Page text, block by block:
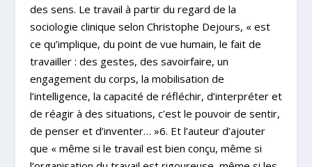
des sens. Le travail à partir du regard de la
sociologie clinique selon Christophe Dejours, « est
ce qu’implique, du point de vue humain, le fait de
travailler : des gestes, des savoirfaire, un
engagement du corps, la mobilisation de
l’intelligence, la capacité de réfléchir, d’interpréter et
de réagir à des situations, c’est le pouvoir de sentir,
de penser et d’inventer… »6. Et l’auteur d’ajouter
que « même si le travail est bien conçu, même si